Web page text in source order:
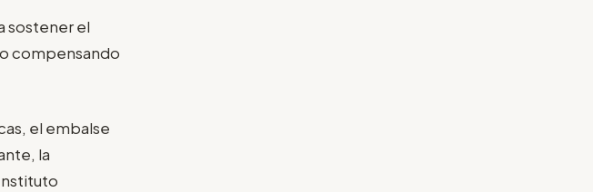
sostener el
compensando
el embalse
la